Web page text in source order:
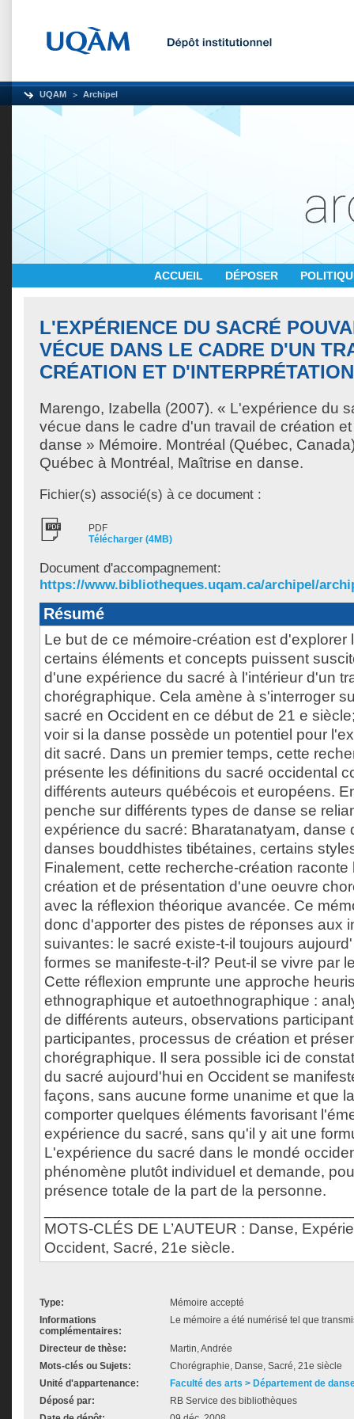
UQAM Archipel
ACCUEIL DÉPOSER
L'EXPÉRIENCE DU SACRÉ
VÉCUE DANS LE CADRE D'UN
CRÉATION ET
Marengo, Izabella (2007). « L'expérience du
vécue dans le cadre d'un travail de création
danse » Mémoire. Montréal (Québec,
Québec à Montréal, Maîtrise en danse.
Fichier(s) associé(s) à ce document :
PDF
Télécharger (4MB)
Document d'accompagnement:
https://www.bibliotheques.uqam.ca/archipel/
Résumé
Le but de ce mémoire-création est d'explorer
certains éléments et concepts puissent
d'une expérience du sacré à l'intérieur d'un
chorégraphique. Cela amène à s'interroger
sacré en Occident en ce début de 21 e
voir si la danse possède un potentiel pour
dit sacré. Dans un premier temps, cette
présente les définitions du sacré occidental
différents auteurs québécois et européens.
penche sur différents types de danse se
expérience du sacré: Bharatanatyam, danse
danses bouddhistes tibétaines, certains
Finalement, cette recherche-création
création et de présentation d'une oeuvre
avec la réflexion théorique avancée. Ce
donc d'apporter des pistes de réponses aux
suivantes: le sacré existe-t-il toujours
formes se manifeste-t-il? Peut-il se vivre par
Cette réflexion emprunte une approche
ethnographique et autoethnographique :
de différents auteurs, observations
participantes, processus de création et
chorégraphique. Il sera possible ici de
du sacré aujourd'hui en Occident se
façons, sans aucune forme unanime et que
comporter quelques éléments favorisant
expérience du sacré, sans qu'il y ait une
L'expérience du sacré dans le mondé
phénomène plutôt individuel et demande,
présence totale de la part de la personne.
MOTS-CLÉS DE L’AUTEUR : Danse,
Occident, Sacré, 21e siècle.
Type:
Mémoire accepté
Informations
complémentaires:
Le mémoire a été numérisé tel que
Directeur de thèse:
Martin, Andrée
Mots-clés ou Sujets:
Chorégraphie, Danse, Sacré, 21e siècle
Unité d'appartenance:
Faculté des arts > Département de
Déposé par:
RB Service des bibliothèques